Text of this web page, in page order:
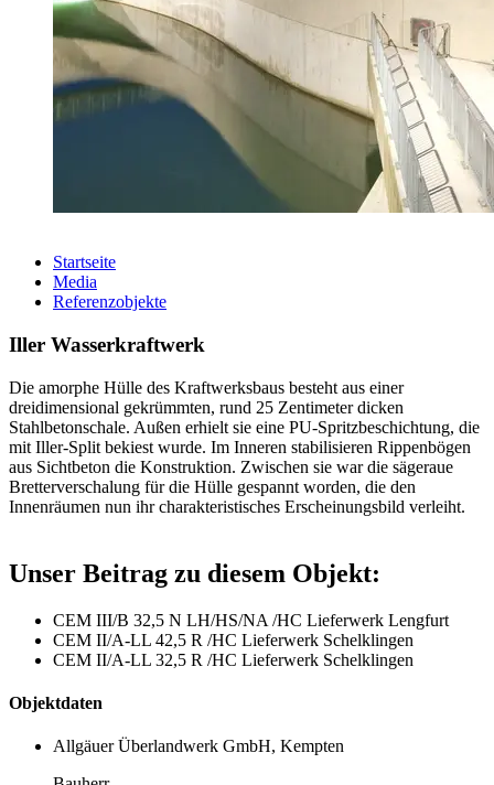
Startseite
Media
Referenzobjekte
Iller Wasserkraftwerk
Die amorphe Hülle des Kraftwerksbaus besteht aus einer
dreidimensional gekrümmten, rund 25 Zentimeter dicken
Stahlbetonschale. Außen erhielt sie eine PU-Spritzbeschichtung, die
mit Iller-Split bekiest wurde. Im Inneren stabilisieren Rippenbögen
aus Sichtbeton die Konstruktion. Zwischen sie war die sägeraue
Bretterverschalung für die Hülle gespannt worden, die den
Innenräumen nun ihr charakteristisches Erscheinungsbild verleiht.
Unser Beitrag zu diesem Objekt:
CEM III/B 32,5 N LH/HS/NA /HC Lieferwerk Lengfurt
CEM II/A-LL 42,5 R /HC Lieferwerk Schelklingen
CEM II/A-LL 32,5 R /HC Lieferwerk Schelklingen
Objektdaten
Allgäuer Überlandwerk GmbH, Kempten